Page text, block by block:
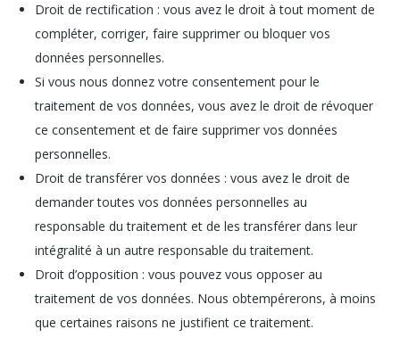
Droit de rectification : vous avez le droit à tout moment de
compléter, corriger, faire supprimer ou bloquer vos
données personnelles.
Si vous nous donnez votre consentement pour le
traitement de vos données, vous avez le droit de révoquer
ce consentement et de faire supprimer vos données
personnelles.
Droit de transférer vos données : vous avez le droit de
demander toutes vos données personnelles au
responsable du traitement et de les transférer dans leur
intégralité à un autre responsable du traitement.
Droit d’opposition : vous pouvez vous opposer au
traitement de vos données. Nous obtempérerons, à moins
que certaines raisons ne justifient ce traitement.